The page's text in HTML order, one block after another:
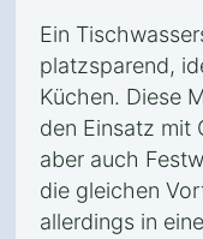
Ein
platzsparend,
Küchen. Diese
den Einsatz mit
aber auch
die gleichen
allerdings in